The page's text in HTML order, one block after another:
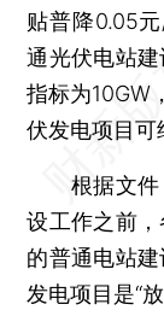
贴普降0.05
通光伏电站
指标为10GW
伏发电项目可
根据文件
设工作之前
的普通电站
发电项目是“放